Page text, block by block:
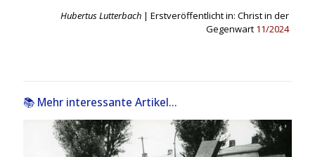
Hubertus Lutterbach | Erstveröffentlicht in: Christ in der
Gegenwart 11/2024
📚 Mehr interessante Artikel...